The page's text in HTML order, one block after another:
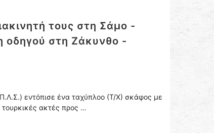
τους στη Σάμο -
οδηγού στη Ζάκυνθο -
εντόπισε ένα ταχύπλοο (Τ/Χ) σκάφος με
τουρκικές ακτές προς …